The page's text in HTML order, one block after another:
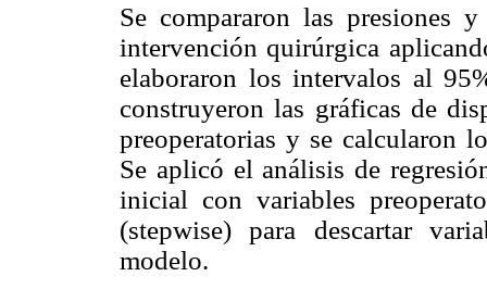
Se compararon las presiones
intervención quirúrgica
elaboraron los intervalos al
construyeron las gráficas de
preoperatorias y se calcularon
Se aplicó el análisis de
inicial con variables
(stepwise) para descartar
modelo.